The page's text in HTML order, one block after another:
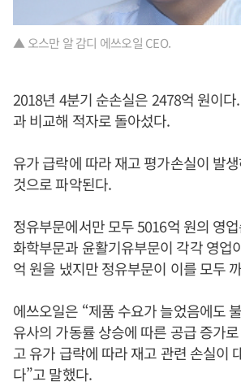
▲ 오스만 알 감디 에쓰오일 CEO.
2018년 4분기 순손실은 2478억 원이
과 비교해 적자로 돌아섰다.
유가 급락에 따라 재고 평가손실이 발
것으로 파악된다.
정유부문에서만 모두 5016억 원의 영
화학부문과 윤활기유부문이 각각 영업
억 원을 냈지만 정유부문이 이를 모두
에쓰오일은 “제품 수요가 늘었음에도
유사의 가동률 상승에 따른 공급 증가
고 유가 급락에 따라 재고 관련 손실이
다”고 말했다.